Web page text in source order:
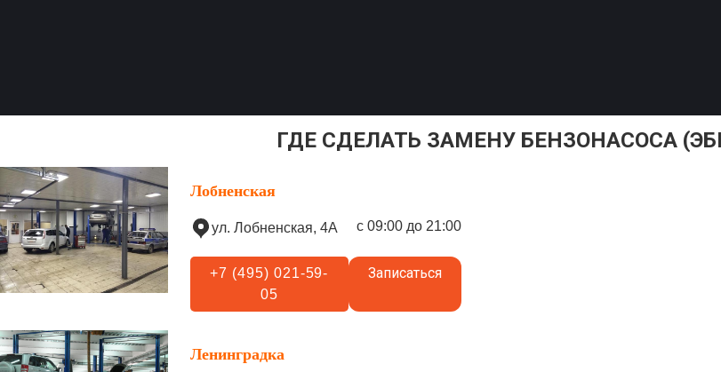
ГДЕ СДЕЛАТЬ ЗАМЕНУ БЕНЗОНАСОСА
Лобненская
ул. Лобненская, 4А с 09:00 до 21:00
+7 (495) 021-59-
05
Записаться
Ленинградка